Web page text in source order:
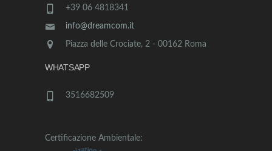
+39 06 4818341
info@dreamcom.it
Piazza delle Crociate, 2 - 00162 Roma
WHATSAPP
3516682509
Certificazione Ambientale: